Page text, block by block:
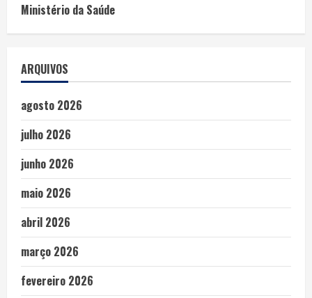
Ministério da Saúde
ARQUIVOS
agosto 2026
julho 2026
junho 2026
maio 2026
abril 2026
março 2026
fevereiro 2026